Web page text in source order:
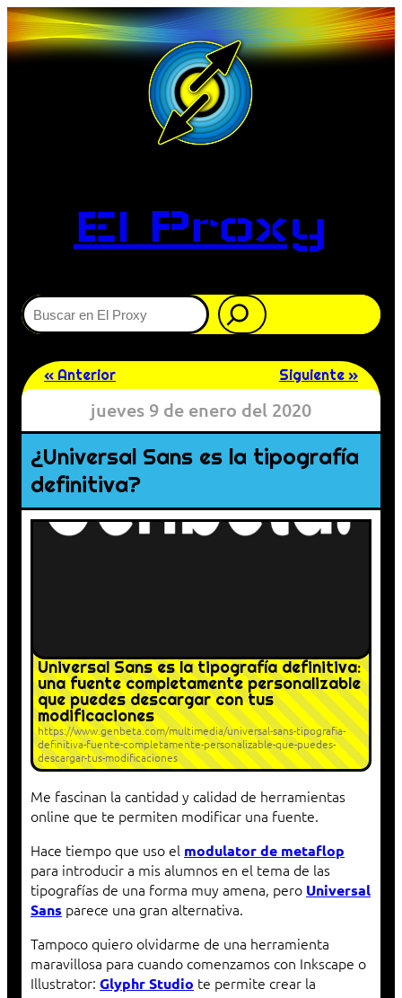
El Proxy
Buscar
« Anterior Siguiente »
jueves 9 de enero del 2020
¿Universal Sans es la tipografía
definitiva?
Universal Sans es la tipografía definitiva:
una fuente completamente personalizable
que puedes descargar con tus
modificaciones
https://www.genbeta.com/multimedia/universal-sans-tipografia-
definitiva-fuente-completamente-personalizable-que-puedes-
descargar-tus-modificaciones
Me fascinan la cantidad y calidad de herramientas
online que te permiten modificar una fuente.
Hace tiempo que uso el modulator de metaflop
para introducir a mis alumnos en el tema de las
tipografías de una forma muy amena, pero Universal
Sans parece una gran alternativa.
Tampoco quiero olvidarme de una herramienta
maravillosa para cuando comenzamos con Inkscape o
Illustrator: Glyphr Studio te permite crear la